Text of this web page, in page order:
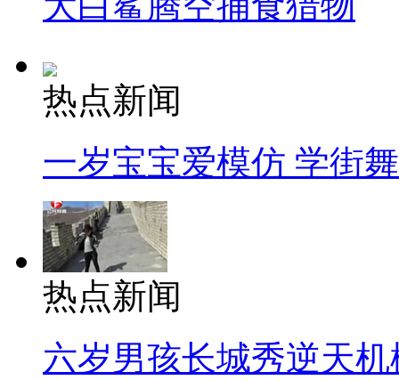
热点新闻
一岁宝宝爱模仿 学街
热点新闻
六岁男孩长城秀逆天机